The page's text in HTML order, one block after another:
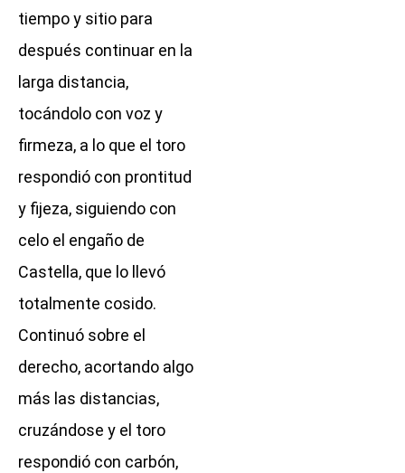
tiempo y sitio para
después continuar en la
larga distancia,
tocándolo con voz y
firmeza, a lo que el toro
respondió con prontitud
y fijeza, siguiendo con
celo el engaño de
Castella, que lo llevó
totalmente cosido.
Continuó sobre el
derecho, acortando algo
más las distancias,
cruzándose y el toro
respondió con carbón,